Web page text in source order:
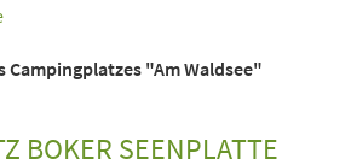
"Am Waldsee"
BOKER SEENPLATTE